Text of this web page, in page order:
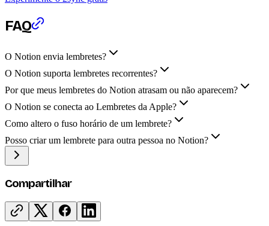
FAQ
O Notion envia lembretes?
O Notion suporta lembretes recorrentes?
Por que meus lembretes do Notion atrasam ou não aparecem?
O Notion se conecta ao Lembretes da Apple?
Como altero o fuso horário de um lembrete?
Posso criar um lembrete para outra pessoa no Notion?
Compartilhar